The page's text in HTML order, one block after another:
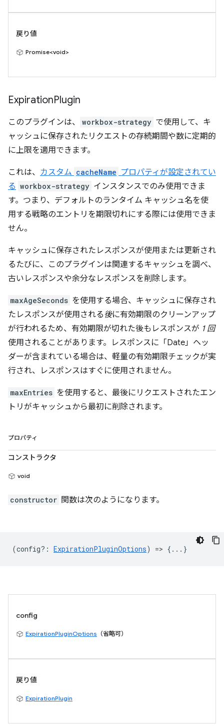
戻り値
Promise<void>
ExpirationPlugin
このプラグインは、 workbox-strategy で使用して、キ
ャッシュに保存されたリクエストの存続期間や数に定期的
に上限を適用できます。
これは、 カスタム cacheName プロパティが設定されてい
る workbox-strategy インスタンスでのみ使用できま
す。つまり、デフォルトのランタイム キャッシュ名を使
用する戦略のエントリを期限切れにする際には使用できま
せん。
キャッシュに保存されたレスポンスが使用または更新され
るたびに、このプラグインは関連するキャッシュを調べ、
古いレスポンスや余分なレスポンスを削除します。
maxAgeSeconds を使用する場合、キャッシュに保存され
たレスポンスが使用される 後に有効期限のクリーンアップ
が行われるため、有効期限が切れた後もレスポンスが 1 回
使用されることがあります。レスポンスに「Date」ヘッ
ダーが含まれている場合は、軽量の有効期限チェックが実
行され、レスポンスはすぐに使用されません。
maxEntries を使用すると、最後にリクエストされたエン
トリがキャッシュから最初に削除されます。
プロパティ
コンストラクタ
void
constructor 関数は次のようになります。
(config? : ExpirationPluginOptions) => {...}
config
ExpirationPluginOptions （省略可）
戻り値
ExpirationPlugin